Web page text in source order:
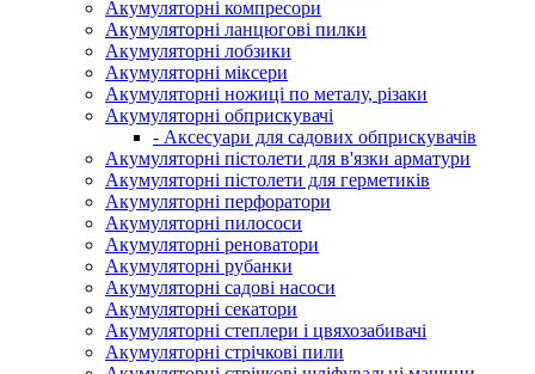
Акумуляторні компресори
Акумуляторні ланцюгові пилки
Акумуляторні лобзики
Акумуляторні міксери
Акумуляторні ножиці по металу, різаки
Акумуляторні обприскувачі
- Аксесуари для садових обприскувачів
Акумуляторні пістолети для в'язки арматури
Акумуляторні пістолети для герметиків
Акумуляторні перфоратори
Акумуляторні пилососи
Акумуляторні реноватори
Акумуляторні рубанки
Акумуляторні садові насоси
Акумуляторні секатори
Акумуляторні степлери і цвяхозабивачі
Акумуляторні стрічкові пили